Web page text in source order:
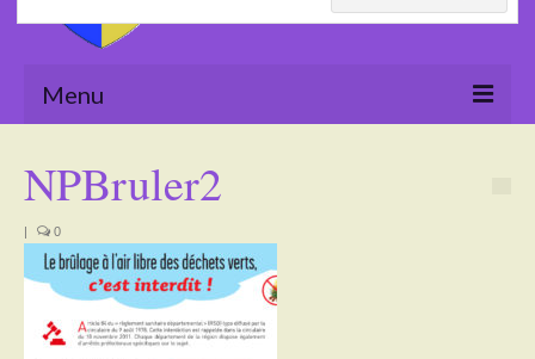
Menu
La Mairie
Le village
Tourisme
NPBruler2
| 0